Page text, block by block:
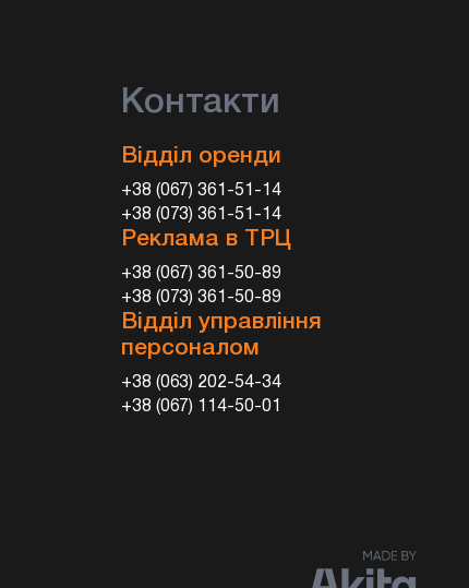
Контакти
Відділ оренди
+38 (067) 361-51-14
+38 (073) 361-51-14
Реклама в ТРЦ
+38 (067) 361-50-89
+38 (073) 361-50-89
Відділ управління
персоналом
+38 (063) 202-54-34
+38 (067) 114-50-01